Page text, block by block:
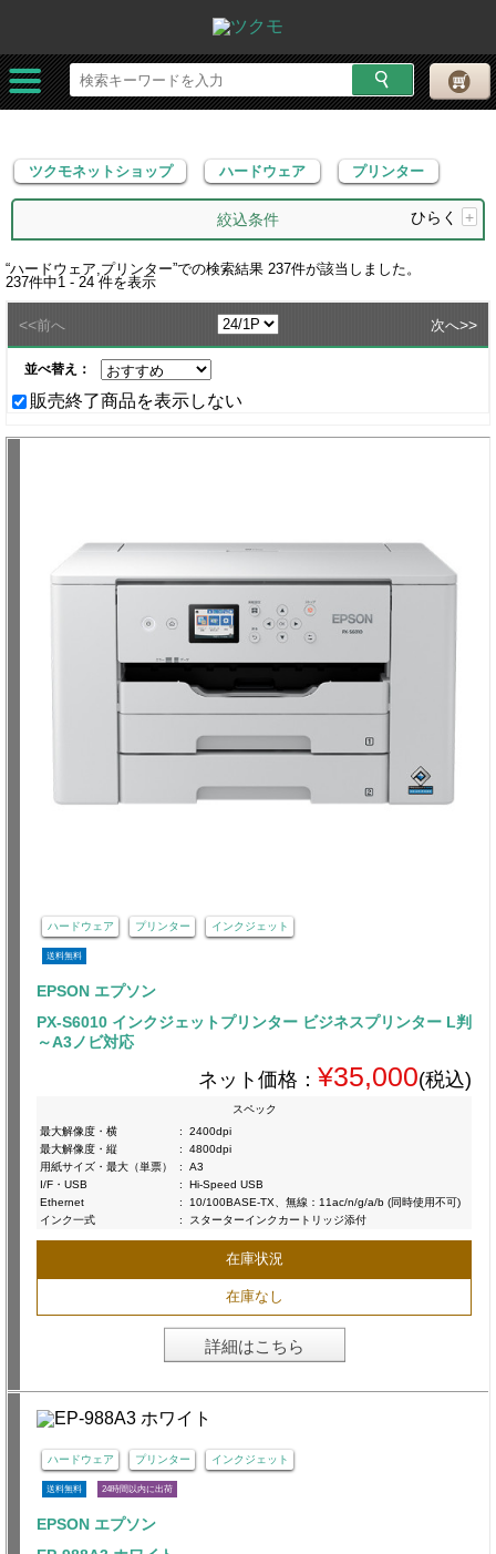
ツクモネットショップ ハードウェア プリンター
ツクモネットショップ ハードウェア プリンター
絞込条件 ひらく +
“ハードウェア,プリンター”での検索結果 237件が該当しました。
237件中1 - 24 件を表示
<<前へ 次へ>>
並べ替え：
販売終了商品を表示しない
ハードウェア プリンター インクジェット
送料無料
EPSON エプソン
PX-S6010 インクジェットプリンター ビジネスプリンター L判
～A3ノビ対応
ネット価格： ¥35,000(税込)
スペック
最大解像度・横
:
2400dpi
最大解像度・縦
:
4800dpi
用紙サイズ・最大（単票）
:
A3
I/F・USB
:
Hi-Speed USB
Ethernet
:
10/100BASE-TX、無線：11ac/n/g/a/b (同時使用不可)
インク一式
: スターターインクカートリッジ添付
在庫状況
在庫なし
詳細はこちら
ハードウェア プリンター インクジェット
送料無料 24時間以内に出荷
EPSON エプソン